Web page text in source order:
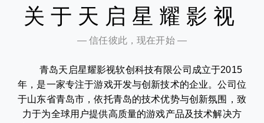
关于天启星耀影视
— 信任彼此，现在开始 —
青岛天启星耀影视软创科技有限公司成立于2015
年，是一家专注于游戏开发与创新技术的企业。公司位
于山东省青岛市，依托青岛的技术优势与创新氛围，致
力于为全球用户提供高质量的游戏产品及技术解决方